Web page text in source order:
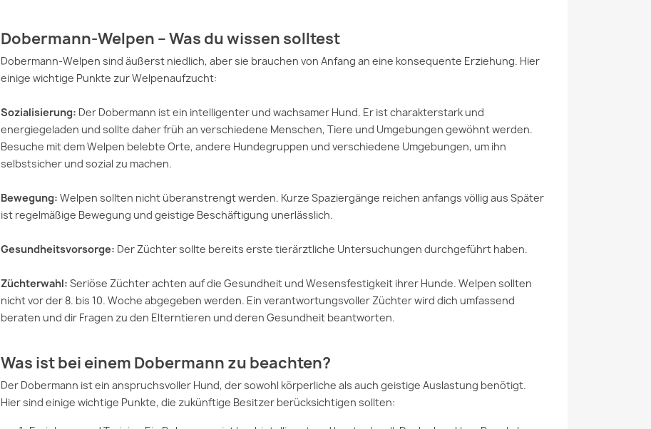
Dobermann-Welpen – Was du wissen solltest
Dobermann-Welpen sind äußerst niedlich, aber sie brauchen von Anfang an eine konsequente Erziehung. Hier
einige wichtige Punkte zur Welpenaufzucht:
Sozialisierung: Der Dobermann ist ein intelligenter und wachsamer Hund. Er ist charakterstark und
energiegeladen und sollte daher früh an verschiedene Menschen, Tiere und Umgebungen gewöhnt werden.
Besuche mit dem Welpen belebte Orte, andere Hundegruppen und verschiedene Umgebungen, um ihn
selbstsicher und sozial zu machen.
Bewegung: Welpen sollten nicht überanstrengt werden. Kurze Spaziergänge reichen anfangs völlig aus Später
ist regelmäßige Bewegung und geistige Beschäftigung unerlässlich.
Gesundheitsvorsorge: Der Züchter sollte bereits erste tierärztliche Untersuchungen durchgeführt haben.
Züchterwahl: Seriöse Züchter achten auf die Gesundheit und Wesensfestigkeit ihrer Hunde. Welpen sollten
nicht vor der 8. bis 10. Woche abgegeben werden. Ein verantwortungsvoller Züchter wird dich umfassend
beraten und dir Fragen zu den Elterntieren und deren Gesundheit beantworten.
Was ist bei einem Dobermann zu beachten?
Der Dobermann ist ein anspruchsvoller Hund, der sowohl körperliche als auch geistige Auslastung benötigt.
Hier sind einige wichtige Punkte, die zukünftige Besitzer berücksichtigen sollten: